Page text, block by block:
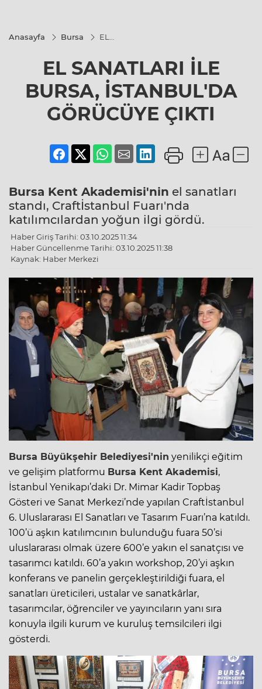
Anasayfa Bursa
EL
İSTANBUL'DA
GÖRÜCÜYE
ÇIKTI
EL SANATLARI İLE
BURSA, İSTANBUL'DA
GÖRÜCÜYE ÇIKTI
Bursa Kent Akademisi'nin el sanatları
standı, Craftİstanbul Fuarı'nda
katılımcılardan yoğun ilgi gördü.
Haber Giriş Tarihi: 03.10.2025 11:34
Haber Güncellenme Tarihi: 03.10.2025 11:38
Kaynak: Haber Merkezi
Bursa Büyükşehir Belediyesi'nin yenilikçi eğitim
ve gelişim platformu Bursa Kent Akademisi,
İstanbul Yenikapı’daki Dr. Mimar Kadir Topbaş
Gösteri ve Sanat Merkezi’nde yapılan Craftİstanbul
6. Uluslararası El Sanatları ve Tasarım Fuarı’na katıldı.
100’ü aşkın katılımcının bulunduğu fuara 50’si
uluslararası olmak üzere 600’e yakın el sanatçısı ve
tasarımcı katıldı. 60’a yakın workshop, 20’yi aşkın
konferans ve panelin gerçekleştirildiği fuara, el
sanatları üreticileri, ustalar ve sanatkârlar,
tasarımcılar, öğrenciler ve yayıncıların yanı sıra
konuyla ilgili kurum ve kuruluş temsilcileri ilgi
gösterdi.